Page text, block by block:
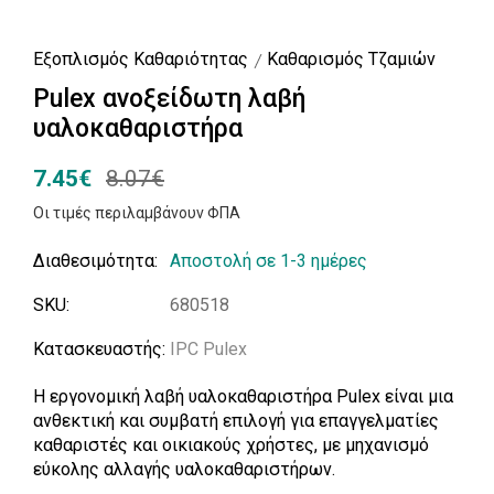
Εξοπλισμός Καθαριότητας Καθαρισμός Τζαμιών
Pulex ανοξείδωτη λαβή
υαλοκαθαριστήρα
7.45€ 8.07€
Οι τιμές περιλαμβάνουν ΦΠΑ
Διαθεσιμότητα: Αποστολή σε 1-3 ημέρες
SKU: 680518
Κατασκευαστής: IPC Pulex
Η εργονομική λαβή υαλοκαθαριστήρα Pulex είναι μια
ανθεκτική και συμβατή επιλογή για επαγγελματίες
καθαριστές και οικιακούς χρήστες, με μηχανισμό
εύκολης αλλαγής υαλοκαθαριστήρων.